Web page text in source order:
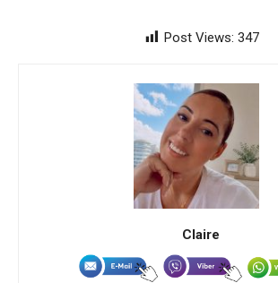
Post Views: 347
Claire